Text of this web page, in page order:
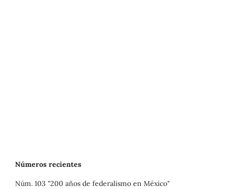
Números recientes
Núm. 103 "200 años de federalismo en México"